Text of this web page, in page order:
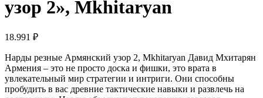
узор 2», Mkhitaryan
18.991 ₽
Нарды резные Армянский узор 2, Mkhitaryan Давид Мхитарян
Армения – это не просто доска и фишки, это врата в
увлекательный мир стратегии и интриги. Они способны
пробудить в вас древние тактические навыки и развлечь на